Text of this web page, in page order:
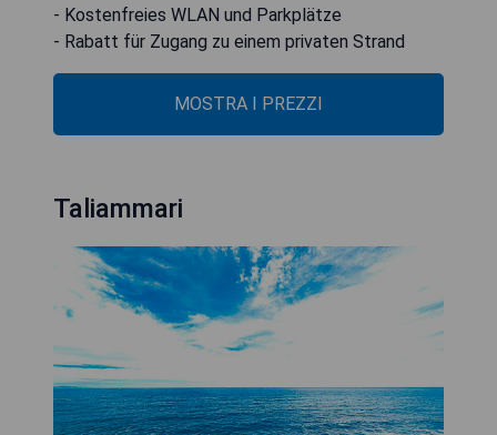
- Kostenfreies WLAN und Parkplätze
- Rabatt für Zugang zu einem privaten Strand
MOSTRA I PREZZI
Taliammari